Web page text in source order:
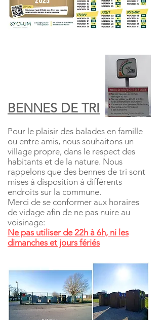
BENNES DE TRI
Pour le plaisir des balades en famille
ou entre amis, nous souhaitons un
village propre, dans le respect des
habitants et de la nature. Nous
rappelons que des bennes de tri sont
mises à disposition à différents
endroits sur la commune.
Merci de se conformer aux horaires
de vidage afin de ne pas nuire au
voisinage:
Ne pas utiliser de 22h à 6h, ni les
dimanches et jours fériés